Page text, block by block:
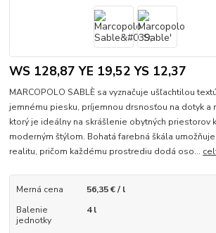
WS 128,87 YE 19,52 YS 12,37
MARCOPOLO SABLÈ sa vyznačuje ušľachtilou
jemnému piesku, príjemnou drsnosťou na dotyk a
ktorý je ideálny na skrášlenie obytných priestorov
moderným štýlom. Bohatá farebná škála
realitu, pričom každému prostrediu dodá oso...
Merná cena
56,35 € / l
Balenie
jednotky
4 l